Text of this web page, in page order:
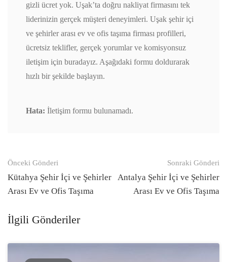
gizli ücret yok. Uşak’ta doğru nakliyat firmasını tek
liderinizin gerçek müşteri deneyimleri. Uşak şehir içi
ve şehirler arası ev ve ofis taşıma firması profilleri,
ücretsiz teklifler, gerçek yorumlar ve komisyonsuz
iletişim için buradayız. Aşağıdaki formu doldurarak
hızlı bir şekilde başlayın.
Hata: İletişim formu bulunamadı.
Gönderi
navigasyonu
Önceki Gönderi
Kütahya Şehir İçi ve Şehirler
Arası Ev ve Ofis Taşıma
Sonraki Gönderi
Antalya Şehir İçi ve Şehirler
Arası Ev ve Ofis Taşıma
İlgili Gönderiler